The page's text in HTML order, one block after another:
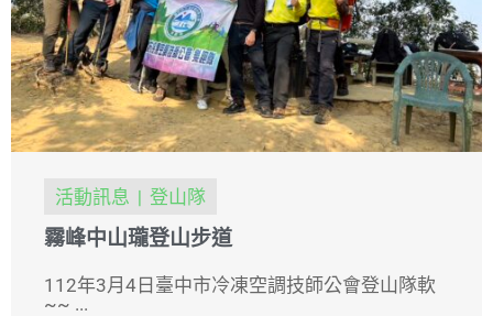
活動訊息
登山隊
霧峰中山瓏登山步道
112年3月4日臺中市冷凍空調技師公會登山隊軟
~~ ...